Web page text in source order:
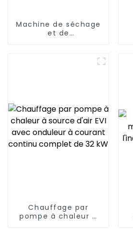
Machine de séchage
et de
Chauffage par
pompe à chaleur à